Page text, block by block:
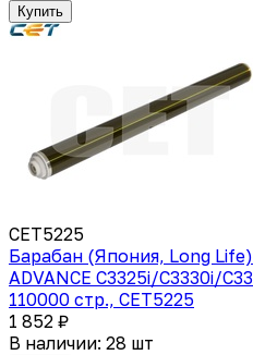
Купить
CET5225
Барабан (Япония, Long Life)
ADVANCE C3325i/C3330i/
110000 стр., CET5225
1 852 ₽
В наличии: 28 шт